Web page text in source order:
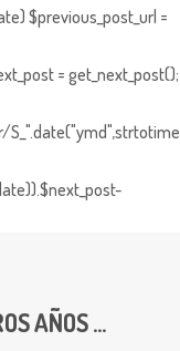
$previous_post_url =
= get_next_post();
AÑOS ...